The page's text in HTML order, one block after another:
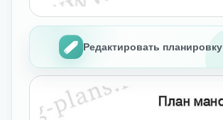
Редактировать планировку